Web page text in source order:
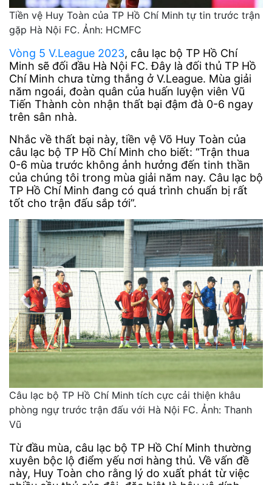
Tiền vệ Huy Toàn của TP Hồ Chí Minh tự tin trước trận
gặp Hà Nội FC. Ảnh: HCMFC
Vòng 5 V.League 2023, câu lạc bộ TP Hồ Chí
Minh sẽ đối đầu Hà Nội FC. Đây là đối thủ TP Hồ
Chí Minh chưa từng thắng ở V.League. Mùa giải
năm ngoái, đoàn quân của huấn luyện viên Vũ
Tiến Thành còn nhận thất bại đậm đà 0-6 ngay
trên sân nhà.
Nhắc về thất bại này, tiền vệ Võ Huy Toàn của
câu lạc bộ TP Hồ Chí Minh cho biết: “Trận thua
0-6 mùa trước không ảnh hưởng đến tinh thần
của chúng tôi trong mùa giải năm nay. Câu lạc bộ
TP Hồ Chí Minh đang có quá trình chuẩn bị rất
tốt cho trận đấu sắp tới”.
Câu lạc bộ TP Hồ Chí Minh tích cực cải thiện khâu
phòng ngự trước trận đấu với Hà Nội FC. Ảnh: Thanh
Vũ
Từ đầu mùa, câu lạc bộ TP Hồ Chí Minh thường
xuyên bộc lộ điểm yếu nơi hàng thủ. Về vấn đề
này, Huy Toàn cho rằng lý do xuất phát từ việc